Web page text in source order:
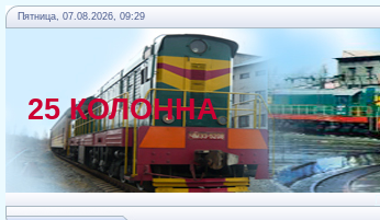
Пятница, 07.08.2026, 09:29
25 КОЛОННА